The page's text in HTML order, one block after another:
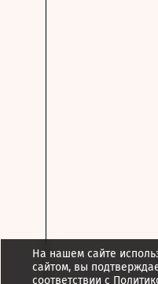
На нашем сайте
сайтом, вы
соответствии с